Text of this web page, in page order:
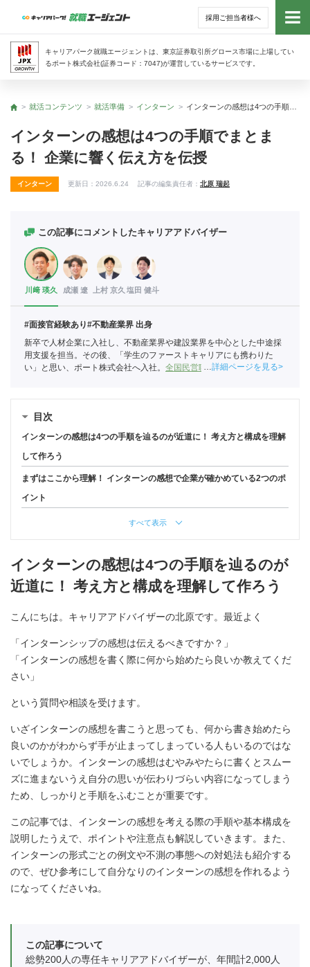
採用ご担当者様へ
キャリアパーク就職エージェントは、東京証券取引所グロース市場に上場してい
るポート株式会社(証券コード：7047)が運営しているサービスです。
トッ
トップ
就活コンテンツ 就活準備 インターン
インターンの感想は4つの手順でまとま
る！ 企業に響く伝え方を伝授
インターン 更新日： 2026.6.24 記事の編集責任者： 北原 瑞起
この記事にコメントしたキャリアアドバイザー
川﨑 瑛久 成瀬 遼 上村 京久 塩田 健斗
#面接官経験あり#不動産業界 出身
新卒で人材企業に入社し、不動産業界や建設業界を中心とした中途採
用支援を担当。その後、「学生のファーストキャリアにも携わりた
い」と思い、ポート株式会社へ入社。 全国民営職業紹介事業協会職業
詳細ページを見る
目次
インターンの感想は4つの手順を辿るのが近道に！ 考え方と構成を理解
して作ろう
まずはここから理解！ インターンの感想で企業が確かめている2つのポ
イント
すべて表示
インターンの感想は4つの手順を辿るのが
近道に！ 考え方と構成を理解して作ろう
こんにちは。キャリアアドバイザーの北原です。最近よく
「インターンシップの感想は伝えるべきですか？」
「インターンの感想を書く際に何から始めたら良いか教えてくだ
さい」
という質問や相談を受けます。
いざインターンの感想を書こうと思っても、何から書き始めたら
良いのかがわからず手が止まってしまっている人もいるのではな
いでしょうか。インターンの感想はむやみやたらに書くとスムー
ズに進まないうえ自分の思いが伝わりづらい内容になってしまう
ため、しっかりと手順をふむことが重要です。
この記事では、インターンの感想を考える際の手順や基本構成を
説明したうえで、ポイントや注意点も解説していきます。また、
インターンの形式ごとの例文や不測の事態への対処法も紹介する
ので、ぜひ参考にして自分なりのインターンの感想を作れるよう
になってくださいね。
この記事について
総勢200人の専任キャリアアドバイザーが、年間計2,000人